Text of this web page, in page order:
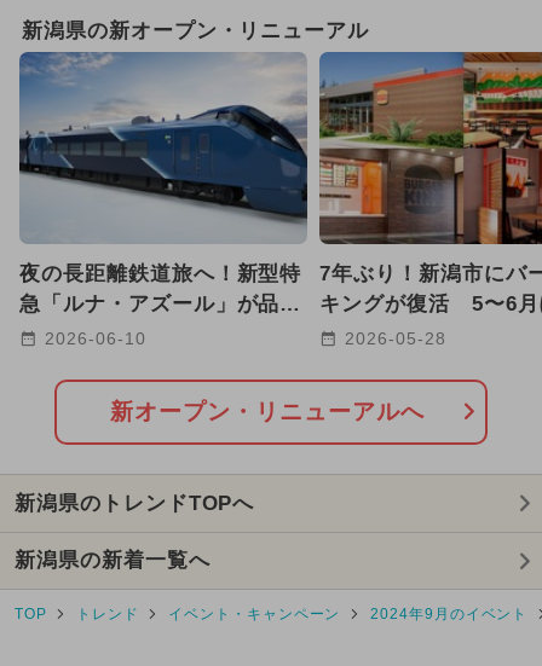
2025年9月のイベント 雨の日OK
2025年4月のイベント 日帰り
2025年12月のイベント
2025年5月のイベント
2025年7月のイベント キャラクター
2025年3月のイベント
2024年7月のイベント
2026年1月のイベント
2026年7月のイベント
新潟県の新オープン・リニューアル
夜の長距離鉄道旅へ！新型特
急「ルナ・アズール」が品川
駅〜青森駅間で2027年に運行
2026-06-10
7年ぶり！新潟市にバ
キングが復活 5〜6月
て全国8店舗が続々オ
2026-05-28
新オープン・リニューアルへ
新潟県のトレンドTOPへ
新潟県の新着一覧へ
TOP トレンド イベント・キャンペーン 2024年9月のイベント